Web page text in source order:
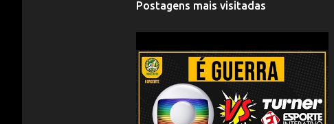
Postagens mais visitadas